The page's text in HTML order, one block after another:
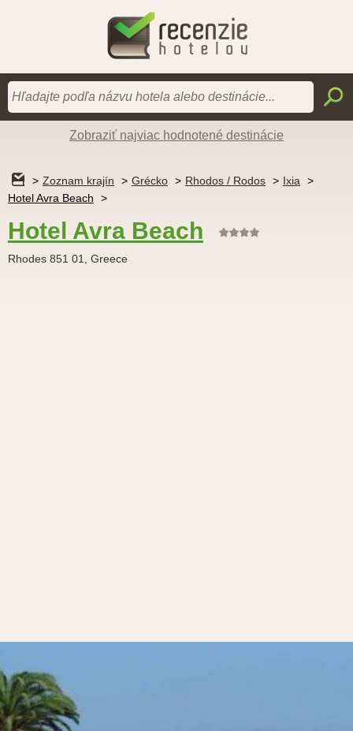
Zobraziť najviac hodnotené destinácie
Zoznam krajín Grécko Rhodos / Rodos
Ixia
Hotel Avra Beach
Hotel Avra Beach
Rhodes 851 01, Greece